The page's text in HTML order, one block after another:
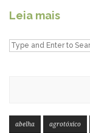
Leia mais
abelha agrotóxico